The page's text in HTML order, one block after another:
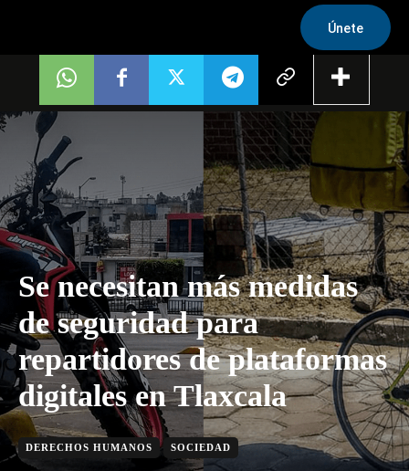
Únete
Se necesitan más medidas
de seguridad para
repartidores de plataformas
digitales en Tlaxcala
DERECHOS HUMANOS SOCIEDAD